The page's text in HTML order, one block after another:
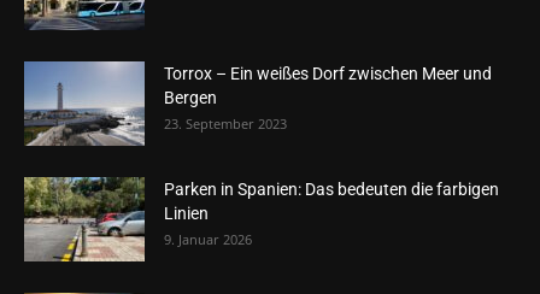
Torrox – Ein weißes Dorf zwischen Meer und
Bergen
23. September 2023
Parken in Spanien: Das bedeuten die farbigen
Linien
9. Januar 2026